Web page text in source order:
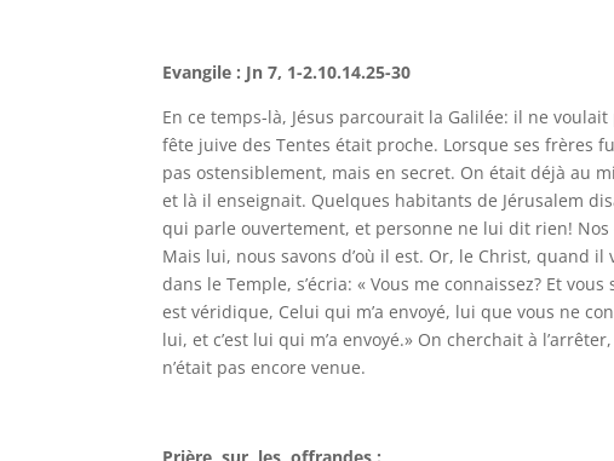
Evangile : Jn 7, 1-2.10.14.25-30
En ce temps-là, Jésus parcourait la Galilée: il ne
fête juive des Tentes était proche. Lorsque ses frères
pas ostensiblement, mais en secret. On était déjà au
et là il enseignait. Quelques habitants de Jérusalem
qui parle ouvertement, et personne ne lui dit rien!
Mais lui, nous savons d’où il est. Or, le Christ, quand
dans le Temple, s’écria: « Vous me connaissez? Et
est véridique, Celui qui m’a envoyé, lui que vous ne
lui, et c’est lui qui m’a envoyé.» On cherchait à
n’était pas encore venue.